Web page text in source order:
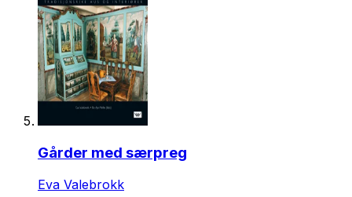
Gårder med særpreg
Eva Valebrokk